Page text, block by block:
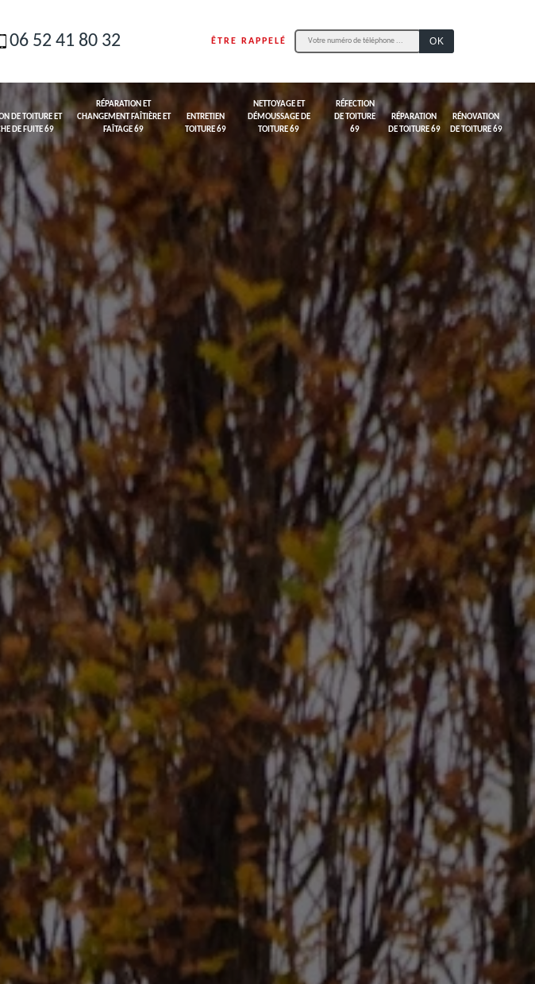
06 52 41 80 32 ÊTRE RAPPELÉ
DE TOITURE ET
DE FUITE 69
RÉPARATION ET
CHANGEMENT FAÎTIÈRE ET
FAÎTAGE 69
ENTRETIEN
TOITURE 69
NETTOYAGE ET
DÉMOUSSAGE DE
TOITURE 69
RÉFECTION
DE TOITURE
69
RÉPARATION
DE TOITURE 69
RÉNOVATION
DE TOITURE 69